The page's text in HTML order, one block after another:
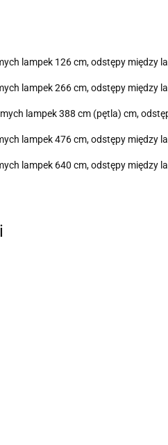
lampek 126 cm, odstępy między
lampek 266 cm, odstępy między
lampek 388 cm (pętla) cm,
lampek 476 cm, odstępy między
lampek 640 cm, odstępy między